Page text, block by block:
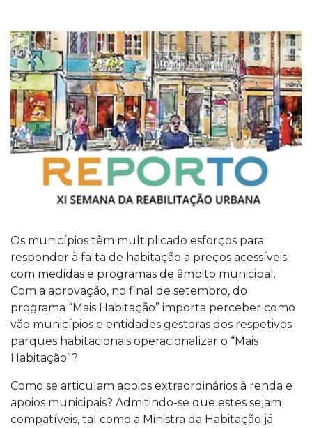
Os municípios têm multiplicado esforços para
responder à falta de habitação a preços acessíveis
com medidas e programas de âmbito municipal.
Com a aprovação, no final de setembro, do
programa “Mais Habitação” importa perceber como
vão municípios e entidades gestoras dos respetivos
parques habitacionais operacionalizar o “Mais
Habitação”?
Como se articulam apoios extraordinários à renda e
apoios municipais? Admitindo-se que estes sejam
compatíveis, tal como a Ministra da Habitação já